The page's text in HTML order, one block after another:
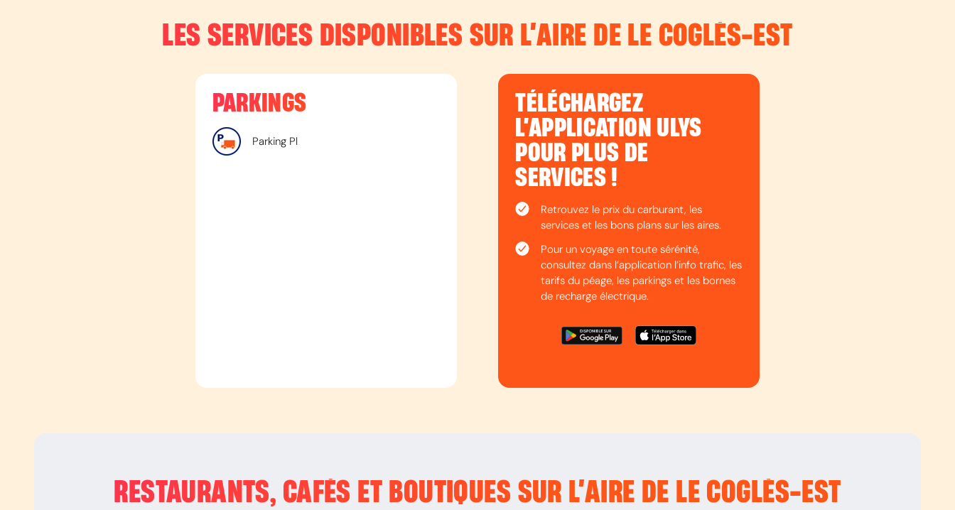
LES SERVICES DISPONIBLES SUR L’AIRE DE LE COGLÈS-EST
PARKINGS
Parking Pl
TÉLÉCHARGEZ
L’APPLICATION ULYS
POUR PLUS DE
SERVICES !
Retrouvez le prix du carburant, les
services et les bons plans sur les aires.
Pour un voyage en toute sérénité,
consultez dans l’application l’info trafic, les
tarifs du péage, les parkings et les bornes
de recharge électrique.
RESTAURANTS, CAFÉS ET BOUTIQUES SUR L’AIRE DE LE COGLÈS-EST